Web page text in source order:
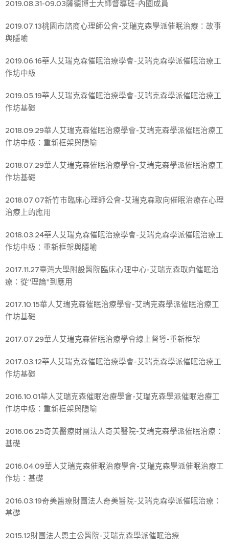
2019.08.31-09.03薩德博士大師督導班-內圈成員
2019.07.13桃園市諮商心理師公會-艾瑞克森學派催眠治療：故事
與隱喻
2019.06.16華人艾瑞克森催眠治療學會-艾瑞克森學派催眠治療工
作坊中級
2019.05.19華人艾瑞克森催眠治療學會-艾瑞克森學派催眠治療工
作坊基礎
2018.09.29華人艾瑞克森催眠治療學會-艾瑞克森學派催眠治療工
作坊中級：重新框架與隱喻
2018.07.29華人艾瑞克森催眠治療學會-艾瑞克森學派催眠治療工
作坊基礎
2018.07.07新竹市臨床心理師公會-艾瑞克森取向催眠治療在心理
治療上的應用
2018.03.24華人艾瑞克森催眠治療學會-艾瑞克森學派催眠治療工
作坊中級：重新框架與隱喻
2017.11.27臺灣大學附設醫院臨床心理中心-艾瑞克森取向催眠治
療：從"理論"到應用
2017.10.15華人艾瑞克森催眠治療學會-艾瑞克森學派催眠治療工
作坊基礎
2017.07.29華人艾瑞克森催眠治療學會線上督導-重新框架
2017.03.12華人艾瑞克森催眠治療學會-艾瑞克森學派催眠治療工
作坊基礎
2016.10.01華人艾瑞克森催眠治療學會-艾瑞克森學派催眠治療工
作坊中級：重新框架與隱喻
2016.06.25奇美醫療財團法人奇美醫院-艾瑞克森學派催眠治療：
基礎
2016.04.09華人艾瑞克森催眠治療學會-艾瑞克森學派催眠治療工
作坊：基礎
2016.03.19奇美醫療財團法人奇美醫院-艾瑞克森學派催眠治療：
基礎
2015.12財團法人恩主公醫院-艾瑞克森學派催眠治療